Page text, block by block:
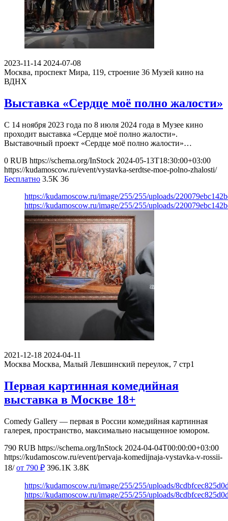
2023-11-14 2024-07-08
Москва, проспект Мира, 119, строение 36 Музей кино на
ВДНХ
Выставка «Сердце моё полно жалости»
С 14 ноября 2023 года по 8 июля 2024 года в Музее кино
проходит выставка «Сердце моё полно жалости».
Выставочный проект «Сердце моё полно жалости»…
0 RUB https://schema.org/InStock 2024-05-13T18:30:00+03:00
https://kudamoscow.ru/event/vystavka-serdtse-moe-polno-zhalosti/
Бесплатно 3.5K 36
https://kudamoscow.ru/image/255/255/uploads/
https://kudamoscow.ru/image/255/255/uploads/
2021-12-18 2024-04-11
Москва Москва, Малый Левшинский переулок, 7 стр1
Первая картинная комедийная
выставка в Москве 18+
Comedy Gallery — первая в России комедийная картинная
галерея, пространство, максимально насыщенное юмором.
790 RUB https://schema.org/InStock 2024-04-04T00:00:00+03:00
https://kudamoscow.ru/event/pervaja-komedijnaja-vystavka-v-rossii-
18/ от 790 ₽ 396.1K 3.8K
https://kudamoscow.ru/image/255/255/uploads/
https://kudamoscow.ru/image/255/255/uploads/